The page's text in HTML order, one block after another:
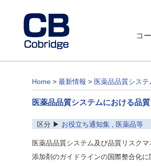
コ
Home > 最新情報 > 医薬品品質シス
医薬品品質システムにおける品
区分 ▶ お役立ち通知集 医薬品等
医薬品品質システム及び品質リスク
添加剤のガイドラインの国際整合化